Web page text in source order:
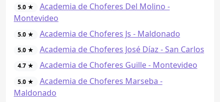
5.0 ★
Academia de Choferes Del Molino -
Montevideo
5.0 ★ Academia de Choferes Js - Maldonado
5.0 ★ Academia de Choferes José Díaz - San Carlos
4.7 ★ Academia de Choferes Guille - Montevideo
5.0 ★
Academia de Choferes Marseba -
Maldonado